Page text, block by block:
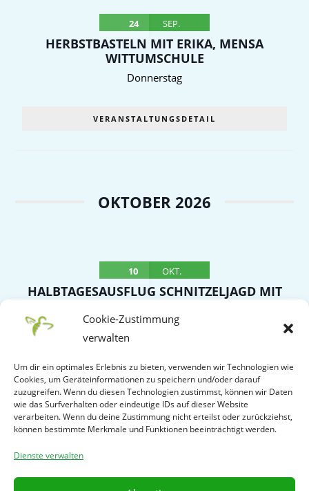
Cookie-Zustimmung
verwalten
Um dir ein optimales Erlebnis zu bieten, verwenden wir Technologien wie
Cookies, um Geräteinformationen zu speichern und/oder darauf
zuzugreifen. Wenn du diesen Technologien zustimmst, können wir Daten
wie das Surfverhalten oder eindeutige IDs auf dieser Website
verarbeiten. Wenn du deine Zustimmung nicht erteilst oder zurückziehst,
können bestimmte Merkmale und Funktionen beeinträchtigt werden.
Dienste verwalten
24 SEP.
HERBSTBASTELN MIT ERIKA, MENSA
WITTUMSCHULE
Donnerstag
VERANSTALTUNGSDETAIL
OKTOBER 2026
10 OKT.
HALBTAGESAUSFLUG SCHNITZELJAGD MIT
TREFFPUNKT WITTUMHALLE
VERANSTALTUNGSDETAIL